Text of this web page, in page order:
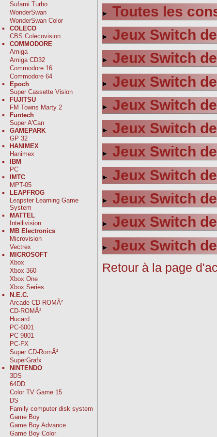
Sufami Turbo
WonderSwan
WonderSwan Color
COLECO
CBS Colecovision
COMMODORE
Amiga
Amiga CD32
Commodore 16
Commodore 64
Epoch
Super Cassette Vision
FUJITSU
FM Towns Marty 2
Funtech
Super A'Can
GAMEPARK
GP 32
HANIMEX
Hanimex
IBM
PC
IMTC
MPT-05
LEAPFROG
Leapster Learning Game
System
MATTEL
Intellivision
MB Electronics
Microvision
Vectrex
MICROSOFT
Xbox
Xbox 360
Xbox One
Xbox Series
N.E.C.
Arcade CD-ROMÂ²
CD-ROMÂ²
Hucard
PC-6001
PC-9801
PC-FX
Super CD-RomÂ²
SuperGrafx
NINTENDO
3DS
64DD
Color TV Game 15
DS
Family computer disk system
Game Boy
Game Boy Advance
Game Boy Color
Toutes les
Jeux Switch
Jeux Switch
Jeux Switch
Jeux Switch
Jeux Switch
Jeux Switch
Jeux Switch
Jeux Switch
Jeux Switch
Jeux Switch
Retour à la page